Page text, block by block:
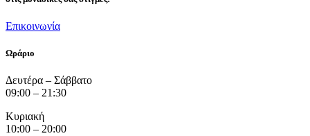
Επικοινωνία
Ωράριο
Δευτέρα – Σάββατο
09:00 – 21:30
Κυριακή
10:00 – 20:00